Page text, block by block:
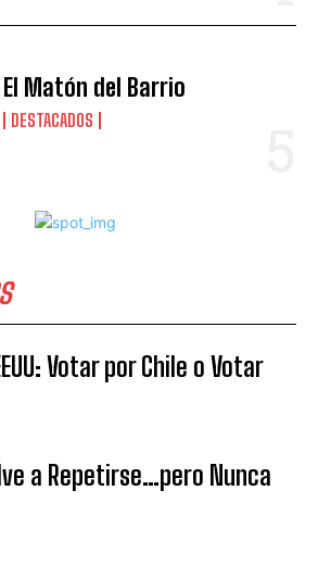
El Matón del Barrio
DESTACADOS
Votar por Chile o Votar
a Repetirse…pero Nunca